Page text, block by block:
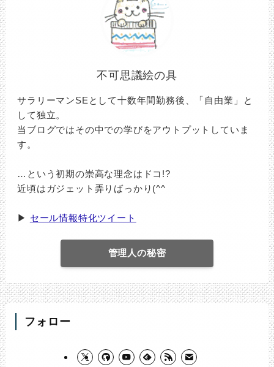
不可思議絵の具
サラリーマンSEとして十数年間勤務後、「自由業」と
して独立。
当ブログではその中での学びをアウトプットしていま
す。
…という初期の崇高な理念はドコ!?
近頃はガジェット弄りばっかり(^^ゞ
▶ セール情報特化ツイート
管理人の秘密
フォロー